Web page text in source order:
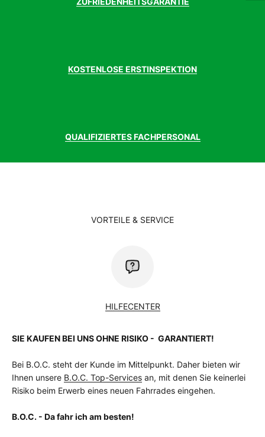
KOSTENLOSE ERSTINSPEKTION
QUALIFIZIERTES FACHPERSONAL
VORTEILE & SERVICE
HILFECENTER
SIE KAUFEN BEI UNS OHNE RISIKO - GARANTIERT!
Bei B.O.C. steht der Kunde im Mittelpunkt. Daher bieten wir
Ihnen unsere B.O.C. Top-Services an, mit denen Sie keinerlei
Risiko beim Erwerb eines neuen Fahrrades eingehen.
B.O.C. - Da fahr ich am besten!